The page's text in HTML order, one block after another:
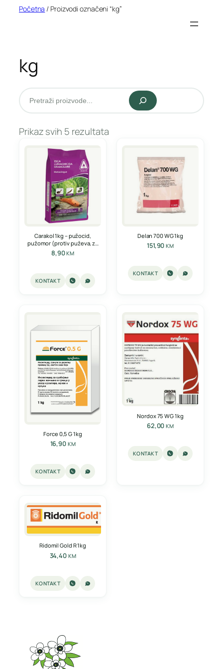
Početna / Proizvodi označeni “kg”
kg
Pretraži
Prikaz svih 5 rezultata
Carakol 1kg – pužocid,
pužomor (protiv puževa, za
puževe)
8,90KM
KONTAKT
Delan 700 WG 1kg
151,90KM
KONTAKT
Force 0,5 G 1kg
16,90 KM
KONTAKT
Nordox 75 WG 1kg
62,00KM
KONTAKT
Ridomil Gold R 1kg
34,40 KM
KONTAKT